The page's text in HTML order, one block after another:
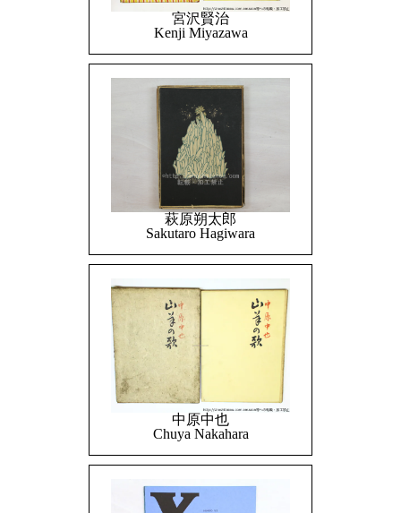
宮沢賢治
Kenji Miyazawa
萩原朔太郎
Sakutaro Hagiwara
中原中也
Chuya Nakahara